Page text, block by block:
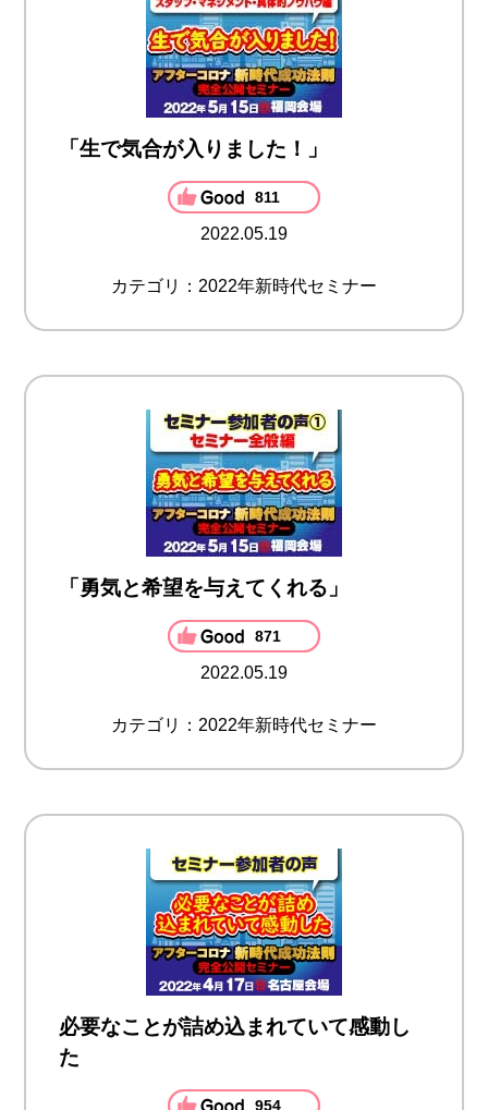
「生で気合が入りました！」
811
2022.05.19
カテゴリ：2022年新時代セミナー
「勇気と希望を与えてくれる」
871
2022.05.19
カテゴリ：2022年新時代セミナー
必要なことが詰め込まれていて感動し
た
954